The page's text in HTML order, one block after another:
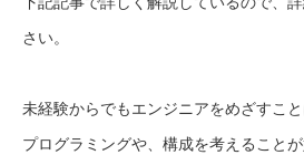
さい。
未経験からでもエンジニアをめざすこと
プログラミングや、構成を考えること